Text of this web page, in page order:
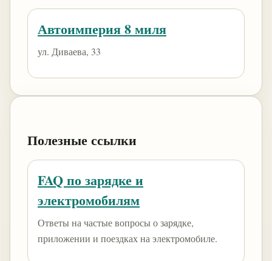
Автоимперия 8 миля
ул. Диваева, 33
Полезные ссылки
FAQ по зарядке и
электромобилям
Ответы на частые вопросы о зарядке,
приложении и поездках на электромобиле.